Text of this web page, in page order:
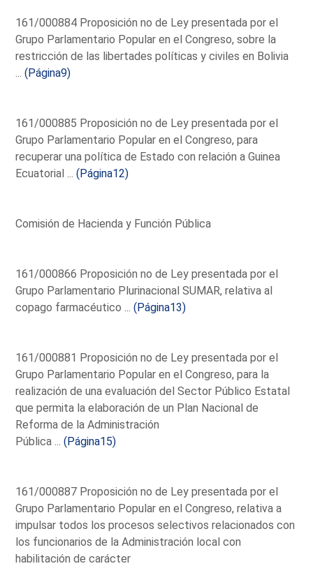
161/000884 Proposición no de Ley presentada por el
Grupo Parlamentario Popular en el Congreso, sobre la
restricción de las libertades políticas y civiles en Bolivia
...(Página9)
161/000885 Proposición no de Ley presentada por el
Grupo Parlamentario Popular en el Congreso, para
recuperar una política de Estado con relación a Guinea
Ecuatorial ...(Página12)
Comisión de Hacienda y Función Pública
161/000866 Proposición no de Ley presentada por el
Grupo Parlamentario Plurinacional SUMAR, relativa al
copago farmacéutico ...(Página13)
161/000881 Proposición no de Ley presentada por el
Grupo Parlamentario Popular en el Congreso, para la
realización de una evaluación del Sector Público Estatal
que permita la elaboración de un Plan Nacional de
Reforma de la Administración
Pública ...(Página15)
161/000887 Proposición no de Ley presentada por el
Grupo Parlamentario Popular en el Congreso, relativa a
impulsar todos los procesos selectivos relacionados con
los funcionarios de la Administración local con
habilitación de carácter